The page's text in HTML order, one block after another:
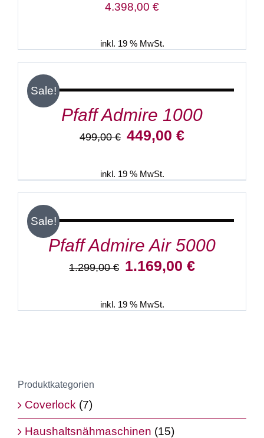
4.398,00 €
inkl. 19 % MwSt.
Sale!
IN
Pfaff Admire 1000
499,00€ Ursprünglicher
499,00 €
449,00 €Aktueller
inkl. 19 % MwSt.
Sale!
IN
Pfaff Admire Air 5000
1.299,00€ Ursprünglicher
1.299,00 €
1.169,00 €Aktueller
inkl. 19 % MwSt.
Produktkategorien
Coverlock (7)
Haushaltsnähmaschinen (15)